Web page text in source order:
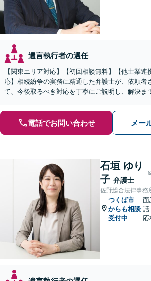
遺言執行者の選任
【関東エリア対応】【初回相談無料】【他士業
応】相続紛争の実務に精通した弁護士が、依頼者
て、今後取るべき対応を丁寧にご説明し、解決ま
電話でお問い合わせ メー
石垣 ゆり
子 弁護士
佐野総合法律事務
つくば市
からも相談
受付中
面
話
応